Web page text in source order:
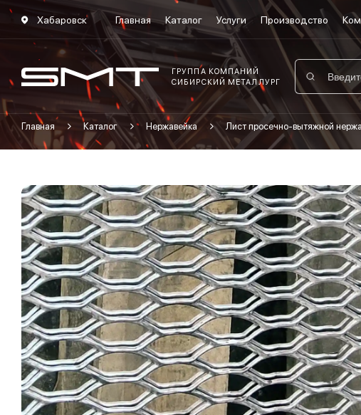
Хабаровск Главная Каталог Услуги Производство
ГРУППА КОМПАНИЙ
СИБИРСКИЙ МЕТАЛЛУРГ
Главная Каталог Нержавейка Лист просечно-вытяжной